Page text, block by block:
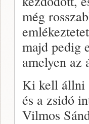
még
majd pedig
amelyen az
Ki kell állni
és a zsidó
Vilmos